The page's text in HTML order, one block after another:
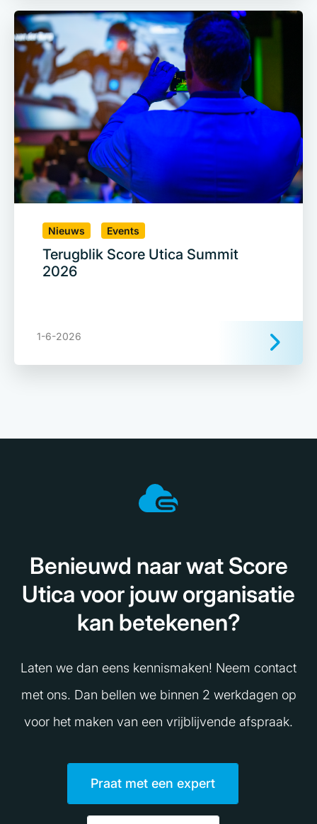
Nieuws Events
Terugblik Score Utica Summit
2026
1-6-2026
Benieuwd naar wat Score
Utica voor jouw organisatie
kan betekenen?
Laten we dan eens kennismaken! Neem contact
met ons. Dan bellen we binnen 2 werkdagen op
voor het maken van een vrijblijvende afspraak.
Praat met een expert